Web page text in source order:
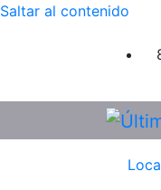
Saltar al contenido